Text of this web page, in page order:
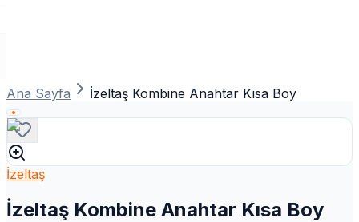
Ana Sayfa İzeltaş Kombine Anahtar Kısa Boy
İzeltaş
İzeltaş Kombine Anahtar Kısa Boy